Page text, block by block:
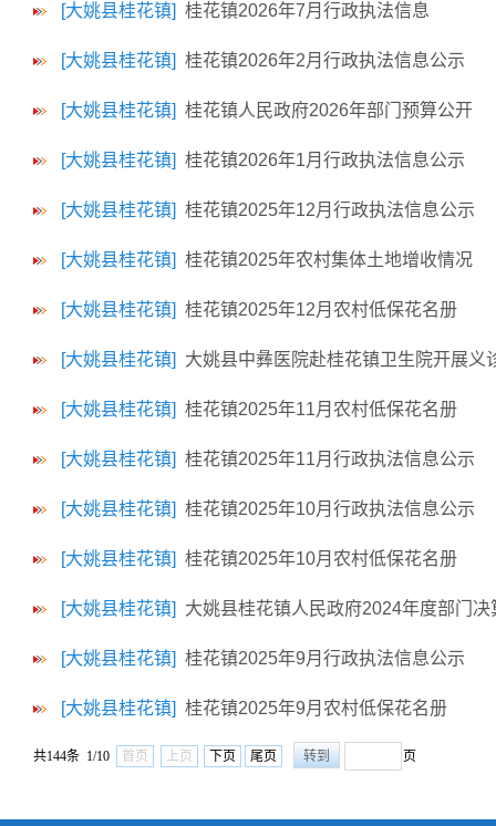
[大姚县桂花镇] 桂花镇2026年7月行政执法信息
[大姚县桂花镇] 桂花镇2026年2月行政执法信息公示
[大姚县桂花镇] 桂花镇人民政府2026年部门预算公开
[大姚县桂花镇] 桂花镇2026年1月行政执法信息公示
[大姚县桂花镇] 桂花镇2025年12月行政执法信息公示
[大姚县桂花镇] 桂花镇2025年农村集体土地增收情况
[大姚县桂花镇] 桂花镇2025年12月农村低保花名册
[大姚县桂花镇] 大姚县中彝医院赴桂花镇卫生院开展义
[大姚县桂花镇] 桂花镇2025年11月农村低保花名册
[大姚县桂花镇] 桂花镇2025年11月行政执法信息公示
[大姚县桂花镇] 桂花镇2025年10月行政执法信息公示
[大姚县桂花镇] 桂花镇2025年10月农村低保花名册
[大姚县桂花镇] 大姚县桂花镇人民政府2024年度部门决
[大姚县桂花镇] 桂花镇2025年9月行政执法信息公示
[大姚县桂花镇] 桂花镇2025年9月农村低保花名册
共144条 1/10 首页 上页 下页 尾页 页